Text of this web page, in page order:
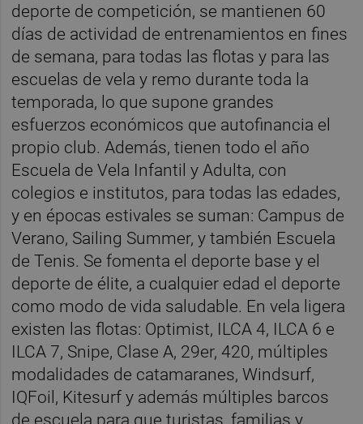
deporte de competición, se mantienen 60
días de actividad de entrenamientos en fines
de semana, para todas las flotas y para las
escuelas de vela y remo durante toda la
temporada, lo que supone grandes
esfuerzos económicos que autofinancia el
propio club. Además, tienen todo el año
Escuela de Vela Infantil y Adulta, con
colegios e institutos, para todas las edades,
y en épocas estivales se suman: Campus de
Verano, Sailing Summer, y también Escuela
de Tenis. Se fomenta el deporte base y el
deporte de élite, a cualquier edad el deporte
como modo de vida saludable. En vela ligera
existen las flotas: Optimist, ILCA 4, ILCA 6 e
ILCA 7, Snipe, Clase A, 29er, 420, múltiples
modalidades de catamaranes, Windsurf,
IQFoil, Kitesurf y además múltiples barcos
de escuela para que turistas, familias y